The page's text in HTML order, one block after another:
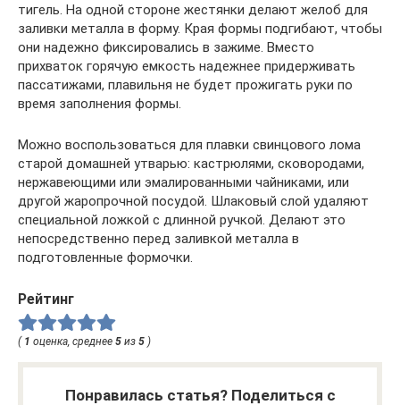
тигель. На одной стороне жестянки делают желоб для
заливки металла в форму. Края формы подгибают, чтобы
они надежно фиксировались в зажиме. Вместо
прихваток горячую емкость надежнее придерживать
пассатижами, плавильня не будет прожигать руки по
время заполнения формы.
Можно воспользоваться для плавки свинцового лома
старой домашней утварью: кастрюлями, сковородами,
нержавеющими или эмалированными чайниками, или
другой жаропрочной посудой. Шлаковый слой удаляют
специальной ложкой с длинной ручкой. Делают это
непосредственно перед заливкой металла в
подготовленные формочки.
Рейтинг
( 1 оценка, среднее 5 из 5 )
Понравилась статья? Поделиться с